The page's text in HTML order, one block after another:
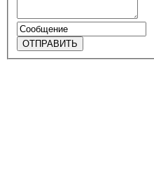
ОТПРАВИТЬ